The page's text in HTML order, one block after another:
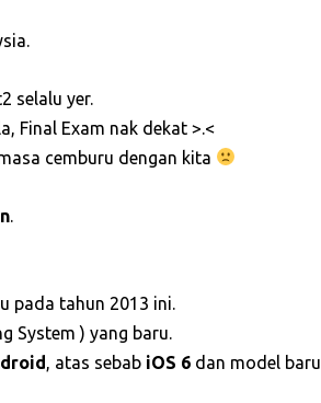
selalu yer.
Final Exam nak dekat >.<
cemburu dengan kita
pada tahun 2013 ini.
System ) yang baru.
, atas sebab iOS 6 dan model baru